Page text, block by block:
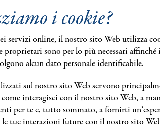
i cookie?
servizi online, il nostro sito Web utilizza
proprietari sono per lo più necessari
alcun dato personale identificabile.
sul nostro sito Web servono
interagisci con il nostro sito Web, a
per te e, tutto sommato, a fornirti
le tue interazioni future con il nostro sito